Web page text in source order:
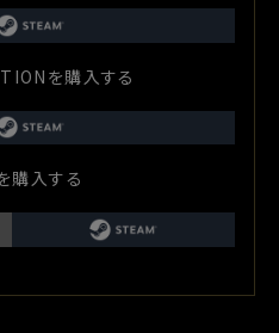
を購入する
購入する